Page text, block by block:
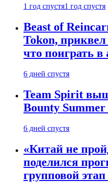
1 год спустя1 год спустя
Beast of
Tokon,
что поиграть в
6 дней спустя
Team Spirit
Bounty Summer
6 дней спустя
«Китай не
поделился
групповой